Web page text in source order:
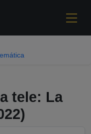
tele: La